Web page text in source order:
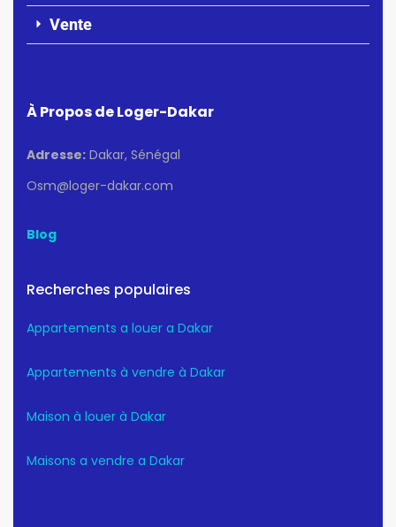
Vente
À Propos de Loger-Dakar
Adresse: Dakar, Sénégal
Osm@loger-dakar.com
Blog
Recherches populaires
Appartements a louer a Dakar
Appartements à vendre à Dakar
Maison à louer à Dakar
Maisons a vendre a Dakar